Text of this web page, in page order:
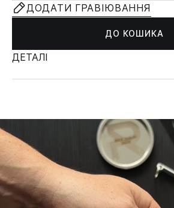
ДОДАТИ ГРАВІЮВАННЯ
ДО КОШИКА
ДЕТАЛІ